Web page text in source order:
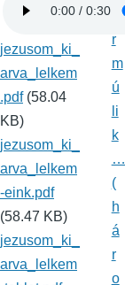
jezusom_ki_
arva_lelkem
.pdf (58.04
KB)
jezusom_ki_
arva_lelkem
-eink.pdf
(58.47 KB)
jezusom_ki_
arva_lelkem
r
m
ú
li
k
…
(
h
á
r
o